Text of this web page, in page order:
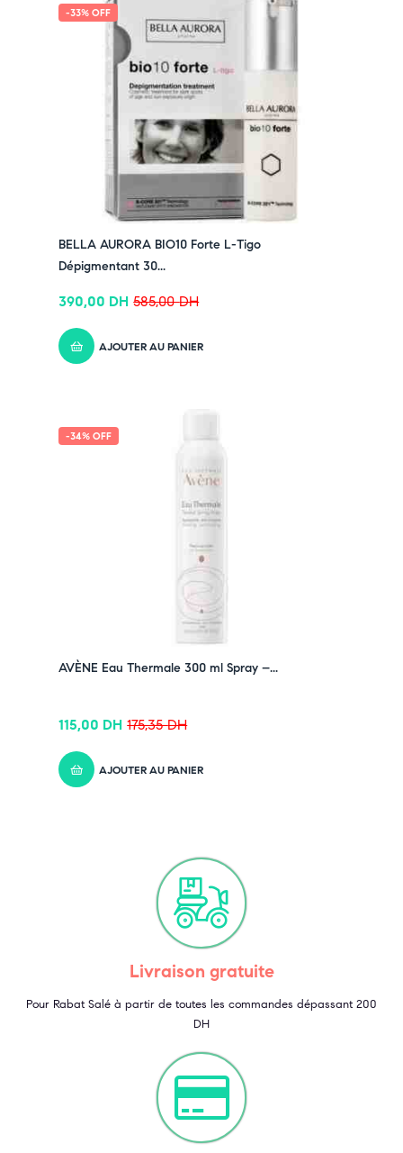
-33% OFF
BELLA AURORA BIO10 Forte L-Tigo
Dépigmentant 30...
585,00DH
390,00 DH
AJOUTER AU PANIER
-34% OFF
AVÈNE Eau Thermale 300 ml Spray –...
175,35DH
115,00 DH
AJOUTER AU PANIER
Livraison gratuite
Pour Rabat Salé à partir de toutes les commandes dépassant 200
DH